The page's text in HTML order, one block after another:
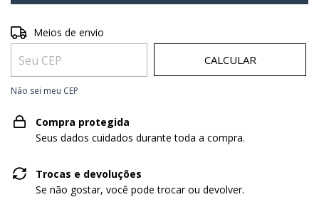
Entregas para o CEP:
Meios de envio
CALCULAR
Não sei meu CEP
Compra protegida
Seus dados cuidados durante toda a compra.
Trocas e devoluções
Se não gostar, você pode trocar ou devolver.